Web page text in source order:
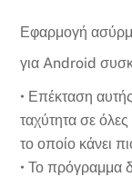
Εφαρμογή
για Android
• Επέκταση
ταχύτητα σε όλες
το οποίο κάνει
• Το πρόγραμμα